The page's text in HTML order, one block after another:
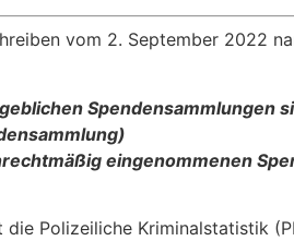
vom 2. September 2022
eingenommenen
Polizeiliche Kriminalstatistik